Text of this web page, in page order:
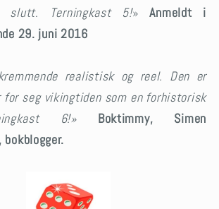
slutt. Terningkast 5!»Anmeldt i
29. juni 2016
realistisk og reel. Den er
seg vikingtiden som en forhistorisk
6!»
Boktimmy, Simen
bokblogger.